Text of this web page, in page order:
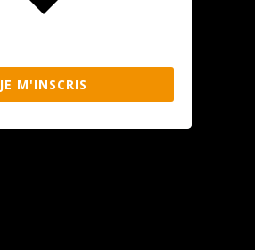
JE M'INSCRIS